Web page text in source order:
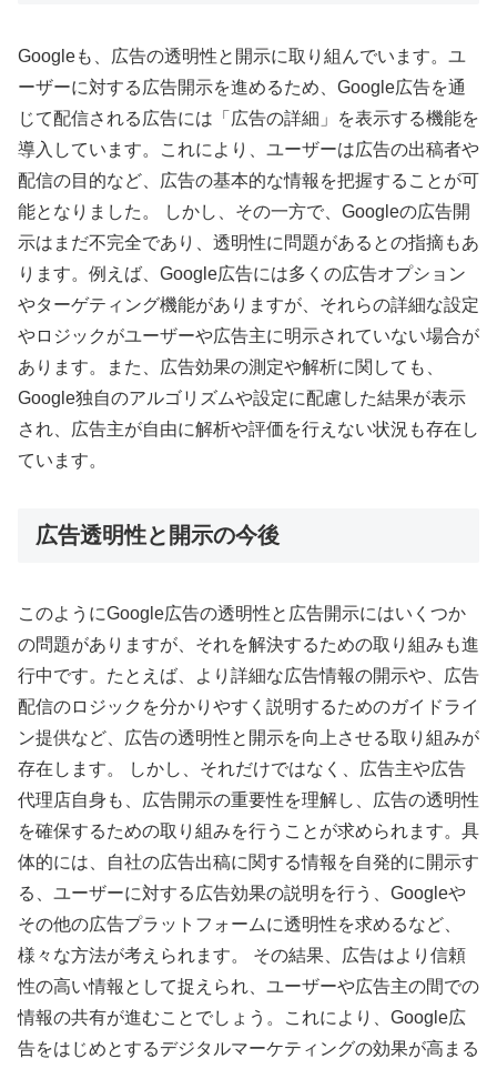
Googleも、広告の透明性と開示に取り組んでいます。ユ
ーザーに対する広告開示を進めるため、Google広告を通
じて配信される広告には「広告の詳細」を表示する機能を
導入しています。これにより、ユーザーは広告の出稿者や
配信の目的など、広告の基本的な情報を把握することが可
能となりました。 しかし、その一方で、Googleの広告開
示はまだ不完全であり、透明性に問題があるとの指摘もあ
ります。例えば、Google広告には多くの広告オプション
やターゲティング機能がありますが、それらの詳細な設定
やロジックがユーザーや広告主に明示されていない場合が
あります。また、広告効果の測定や解析に関しても、
Google独自のアルゴリズムや設定に配慮した結果が表示
され、広告主が自由に解析や評価を行えない状況も存在し
ています。
広告透明性と開示の今後
このようにGoogle広告の透明性と広告開示にはいくつか
の問題がありますが、それを解決するための取り組みも進
行中です。たとえば、より詳細な広告情報の開示や、広告
配信のロジックを分かりやすく説明するためのガイドライ
ン提供など、広告の透明性と開示を向上させる取り組みが
存在します。 しかし、それだけではなく、広告主や広告
代理店自身も、広告開示の重要性を理解し、広告の透明性
を確保するための取り組みを行うことが求められます。具
体的には、自社の広告出稿に関する情報を自発的に開示す
る、ユーザーに対する広告効果の説明を行う、Googleや
その他の広告プラットフォームに透明性を求めるなど、
様々な方法が考えられます。 その結果、広告はより信頼
性の高い情報として捉えられ、ユーザーや広告主の間での
情報の共有が進むことでしょう。これにより、Google広
告をはじめとするデジタルマーケティングの効果が高まる